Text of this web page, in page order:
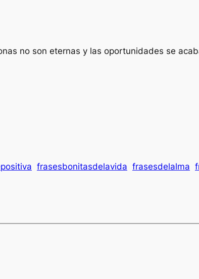
no son eternas y las oportunidades se
frasesbonitasdelavida frasesdelalma